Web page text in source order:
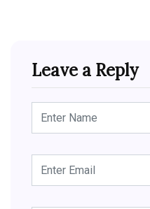
Leave a Reply